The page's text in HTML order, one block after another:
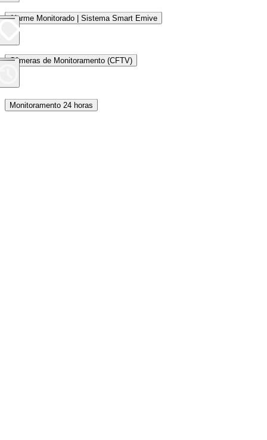
Alarme Monitorado | Sistema Smart Emive
Câmeras de Monitoramento (CFTV)
Monitoramento 24 horas